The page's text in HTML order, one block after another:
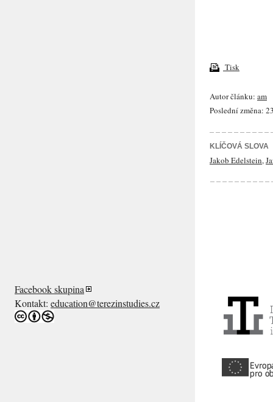
Tisk
Autor článku: am
Poslední změna:
KLÍČOVÁ SLOVA
Jakob Edelstein,
Facebook skupina
Kontakt: education@terezinstudies.cz